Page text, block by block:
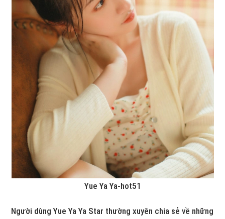
Yue Ya Ya-hot51
Người dùng Yue Ya Ya Star thường xuyên chia sẻ về những